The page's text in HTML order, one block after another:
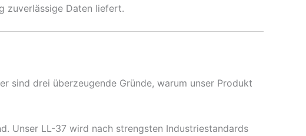
zuverlässige Daten liefert.
sind drei überzeugende Gründe, warum unser Produkt
Unser LL-37 wird nach strengsten Industriestandards